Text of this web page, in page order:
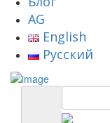
AG
English
Русский